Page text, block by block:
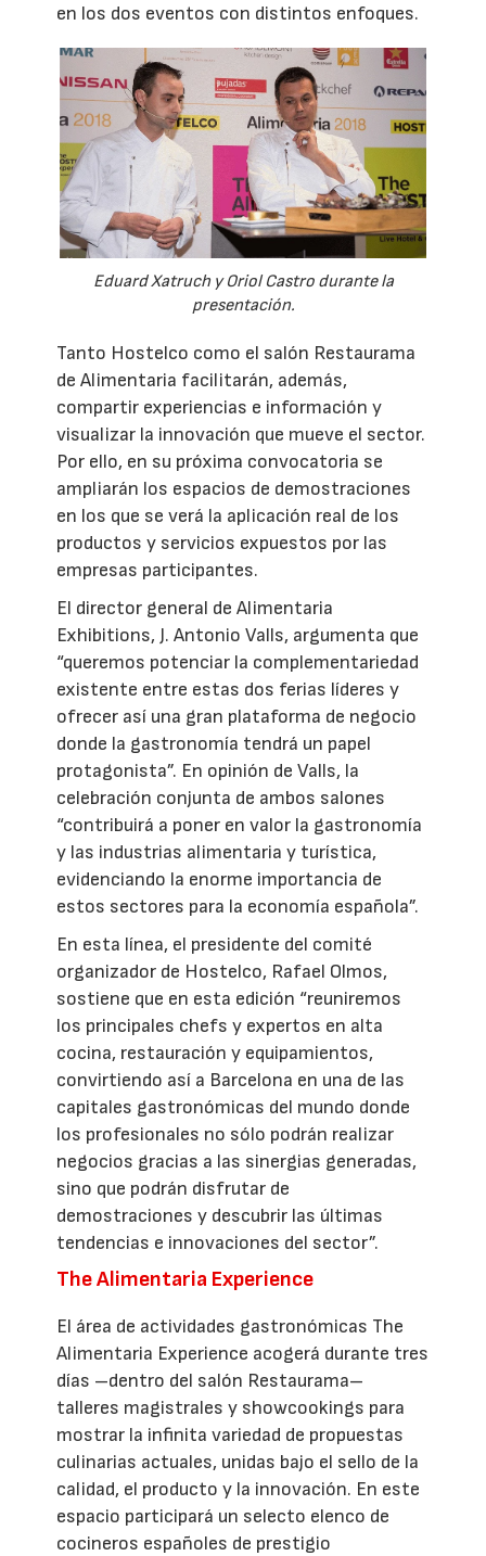
en los dos eventos con distintos enfoques.
Eduard Xatruch y Oriol Castro durante la
presentación.
Tanto Hostelco como el salón Restaurama
de Alimentaria facilitarán, además,
compartir experiencias e información y
visualizar la innovación que mueve el sector.
Por ello, en su próxima convocatoria se
ampliarán los espacios de demostraciones
en los que se verá la aplicación real de los
productos y servicios expuestos por las
empresas participantes.
El director general de Alimentaria
Exhibitions, J. Antonio Valls, argumenta que
“queremos potenciar la complementariedad
existente entre estas dos ferias líderes y
ofrecer así una gran plataforma de negocio
donde la gastronomía tendrá un papel
protagonista”. En opinión de Valls, la
celebración conjunta de ambos salones
“contribuirá a poner en valor la gastronomía
y las industrias alimentaria y turística,
evidenciando la enorme importancia de
estos sectores para la economía española”.
En esta línea, el presidente del comité
organizador de Hostelco, Rafael Olmos,
sostiene que en esta edición “reuniremos
los principales chefs y expertos en alta
cocina, restauración y equipamientos,
convirtiendo así a Barcelona en una de las
capitales gastronómicas del mundo donde
los profesionales no sólo podrán realizar
negocios gracias a las sinergias generadas,
sino que podrán disfrutar de
demostraciones y descubrir las últimas
tendencias e innovaciones del sector”.
The Alimentaria Experience
El área de actividades gastronómicas The
Alimentaria Experience acogerá durante tres
días –dentro del salón Restaurama–
talleres magistrales y showcookings para
mostrar la infinita variedad de propuestas
culinarias actuales, unidas bajo el sello de la
calidad, el producto y la innovación. En este
espacio participará un selecto elenco de
cocineros españoles de prestigio